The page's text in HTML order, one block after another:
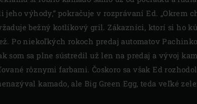
výhody,“ pokračuje v rozprávaní Ed. „Okrem
bežný kotlíkový gril. Zákazníci, ktorí si ho
Po niekoľkých rokoch predaj automatov
som sa plne sústredil už len na predaj a vývoj
rôznymi farbami. Čoskoro sa však Ed
kamado, ale Big Green Egg, teda veľké